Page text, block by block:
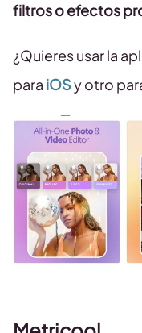
filtros o efectos
¿Quieres usar la
para iOSy otro